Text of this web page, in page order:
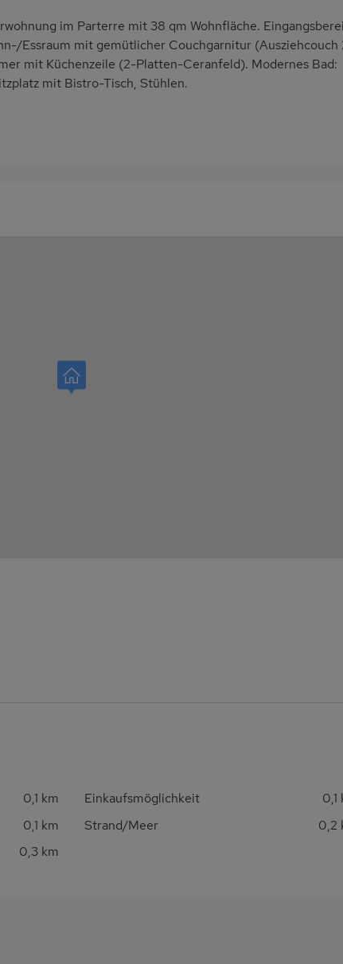
im Parterre mit 38 qm Wohnfläche.
Essraum mit gemütlicher Couchgarnitur (Ausziehcouch
mit Küchenzeile (2-Platten-Ceranfeld). Modernes Bad:
mit Bistro-Tisch, Stühlen.
0,1 km Einkaufsmöglichkeit
0,1
0,1 km Strand/Meer
0,2
0,3 km